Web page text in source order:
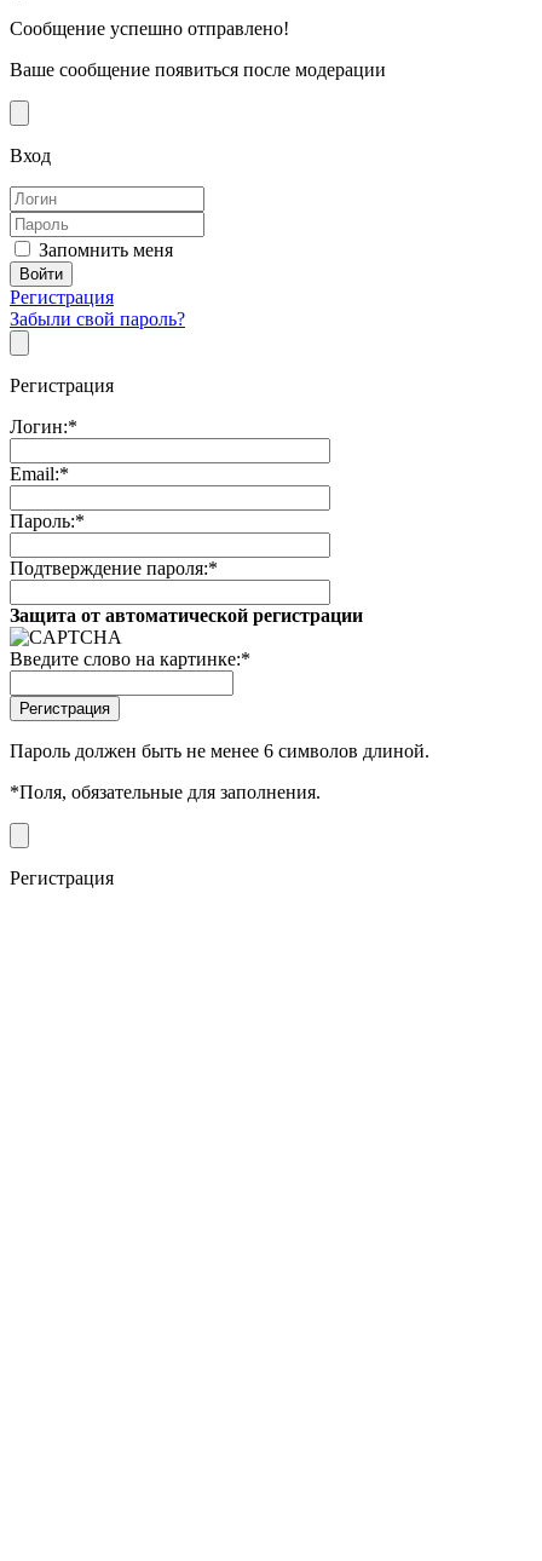
Сообщение успешно отправлено!
Ваше сообщение появиться после модерации
Вход
Запомнить меня
Регистрация
Забыли свой пароль?
Регистрация
Логин:*
Email:*
Пароль:*
Подтверждение пароля:*
Защита от автоматической регистрации
Введите слово на картинке:*
Пароль должен быть не менее 6 символов длиной.
*Поля, обязательные для заполнения.
Регистрация